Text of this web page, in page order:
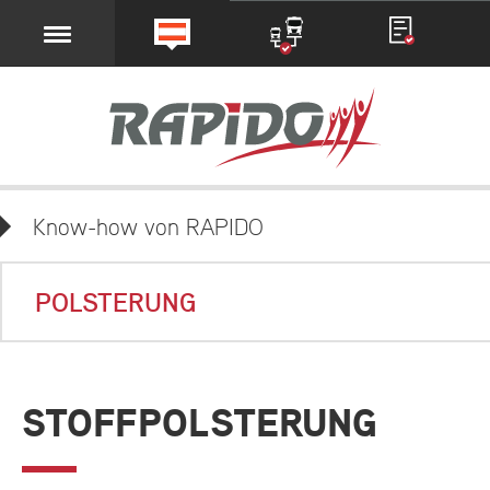
Know-how von RAPIDO
POLSTERUNG
STOFFPOLSTERUNG